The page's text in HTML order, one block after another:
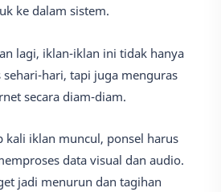
ke dalam sistem.
lagi, iklan-iklan ini tidak hanya
hari, tapi juga menguras
secara diam-diam.
kali iklan muncul, ponsel harus
data visual dan audio.
jadi menurun dan tagihan